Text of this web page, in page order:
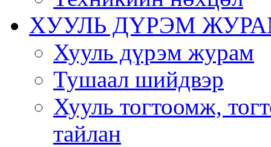
ХУУЛЬ ДҮРЭМ
Хууль дүрэм журам
Тушаал шийдвэр
Хууль тогтоомж,
тайлан